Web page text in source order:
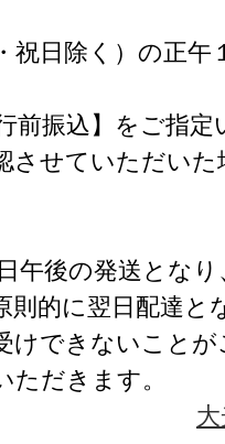
日除く）の正午
振込】をご指定
させていただいた
午後の発送となり
則的に翌日配達と
けできないこと
ただきます。